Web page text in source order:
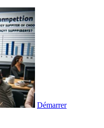
Démarrer